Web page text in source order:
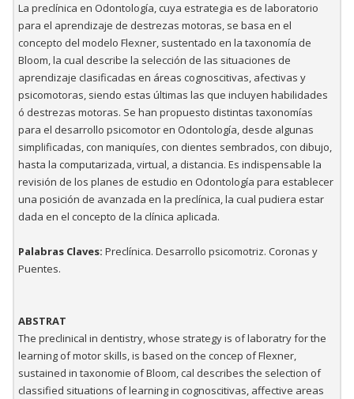
La preclínica en Odontología, cuya estrategia es de laboratorio
para el aprendizaje de destrezas motoras, se basa en el
concepto del modelo Flexner, sustentado en la taxonomía de
Bloom, la cual describe la selección de las situaciones de
aprendizaje clasificadas en áreas cognoscitivas, afectivas y
psicomotoras, siendo estas últimas las que incluyen habilidades
ó destrezas motoras. Se han propuesto distintas taxonomías
para el desarrollo psicomotor en Odontología, desde algunas
simplificadas, con maniquíes, con dientes sembrados, con dibujo,
hasta la computarizada, virtual, a distancia. Es indispensable la
revisión de los planes de estudio en Odontología para establecer
una posición de avanzada en la preclínica, la cual pudiera estar
dada en el concepto de la clínica aplicada.
Palabras Claves: Preclínica. Desarrollo psicomotriz. Coronas y
Puentes.
ABSTRAT
The preclinical in dentistry, whose strategy is of laboratry for the
learning of motor skills, is based on the concep of Flexner,
sustained in taxonomie of Bloom, cal describes the selection of
classified situations of learning in cognoscitivas, affective areas